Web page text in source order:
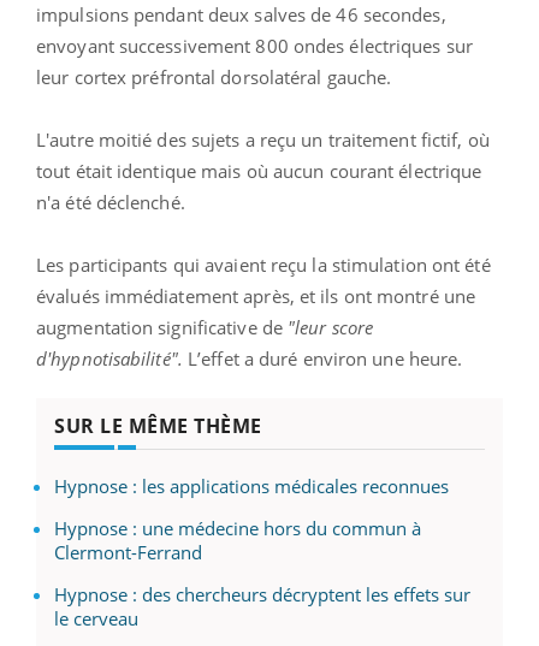
impulsions pendant deux salves de 46 secondes,
envoyant successivement 800 ondes électriques sur
leur cortex préfrontal dorsolatéral gauche.
L'autre moitié des sujets a reçu un traitement fictif, où
tout était identique mais où aucun courant électrique
n'a été déclenché.
Les participants qui avaient reçu la stimulation ont été
évalués immédiatement après, et ils ont montré une
augmentation significative de "leur score
d'hypnotisabilité". L’effet a duré environ une heure.
SUR LE MÊME THÈME
Hypnose : les applications médicales reconnues
Hypnose : une médecine hors du commun à
Clermont-Ferrand
Hypnose : des chercheurs décryptent les effets sur
le cerveau